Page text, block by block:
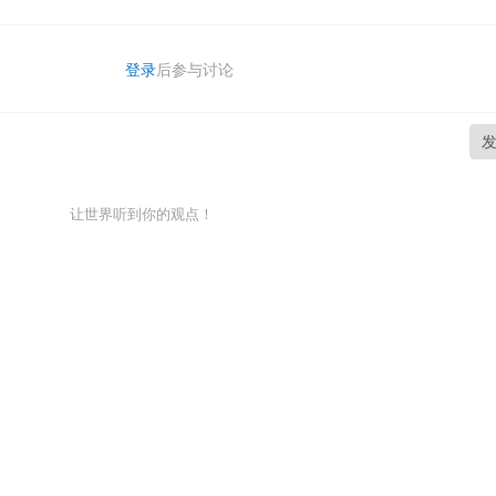
登录后参与讨论
让世界听到你的观点！